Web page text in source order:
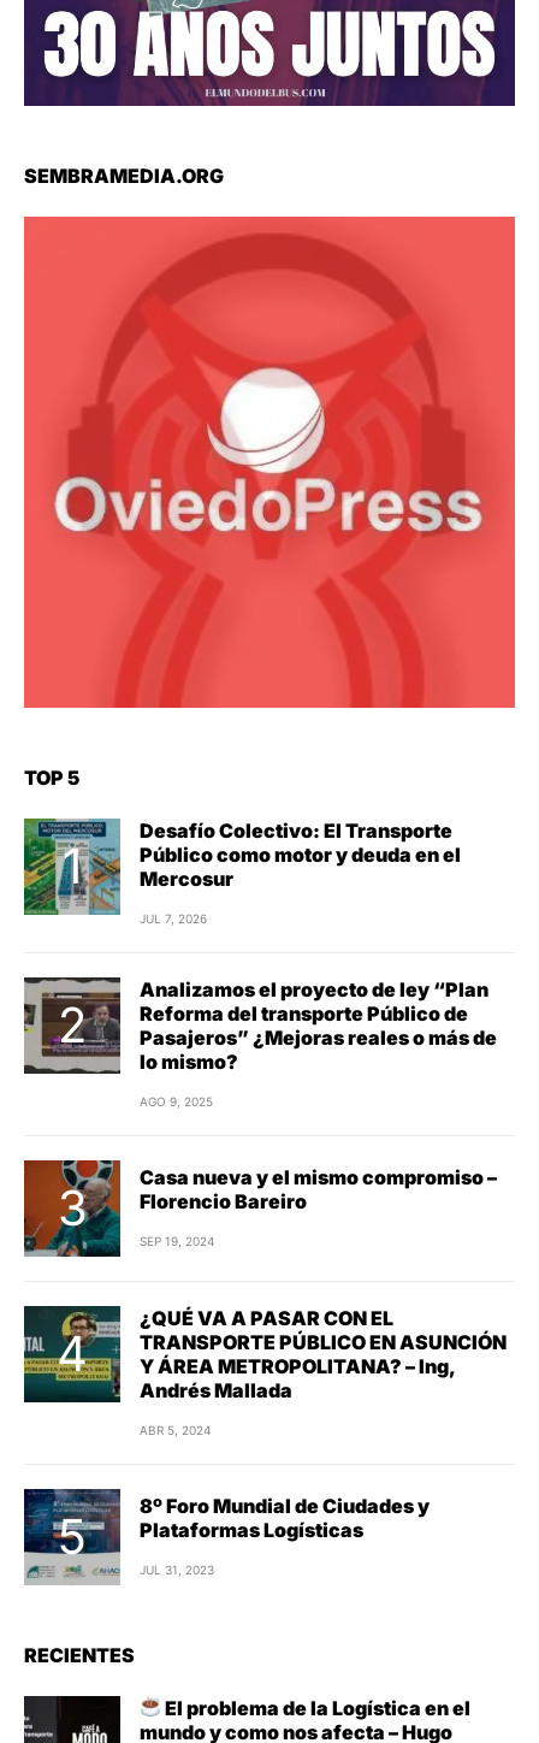
SEMBRAMEDIA.ORG
TOP 5
Desafío Colectivo: El Transporte
Público como motor y deuda en el
Mercosur
JUL 7, 2026
Analizamos el proyecto de ley “Plan
Reforma del transporte Público de
Pasajeros” ¿Mejoras reales o más de
lo mismo?
AGO 9, 2025
Casa nueva y el mismo compromiso –
Florencio Bareiro
SEP 19, 2024
¿QUÉ VA A PASAR CON EL
TRANSPORTE PÚBLICO EN ASUNCIÓN
Y ÁREA METROPOLITANA? – Ing,
Andrés Mallada
ABR 5, 2024
8º Foro Mundial de Ciudades y
Plataformas Logísticas
JUL 31, 2023
RECIENTES
El problema de la Logística en el
mundo y como nos afecta – Hugo